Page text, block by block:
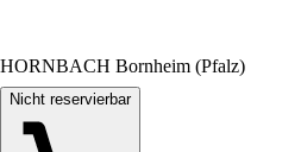
HORNBACH Bornheim (Pfalz)
Nicht reservierbar